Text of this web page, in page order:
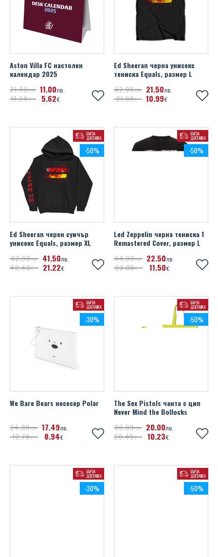
Aston Villa FC настолен
календар 2025
2199лв.
1124€
11 00лв.
5 62€
Ed Sheeran черна унисекс
тениска Equals, размер L
4299лв.
2198€
21 50лв.
10 99€
БЪРЗА
ДОСТАВКА
-50%
Ed Sheeran черен суичър
унисекс Equals, размер XL
8299лв.
4243€
41 50лв.
21 22€
БЪРЗА
ДОСТАВКА
-50%
Led Zeppelin черна тениска 1
Remastered Cover, размер L
4499лв.
2300€
22 50лв.
11 50€
БЪРЗА
ДОСТАВКА
-30%
We Bare Bears несесер Polar
2499лв.
1278€
17 49лв.
8 94€
БЪРЗА
ДОСТАВКА
-50%
The Sex Pistols чанта с цип
Never Mind the Bollocks
3999лв.
2045€
20 00лв.
10 23€
БЪРЗА
ДОСТАВКА
-30%
БЪРЗА
ДОСТАВКА
-50%